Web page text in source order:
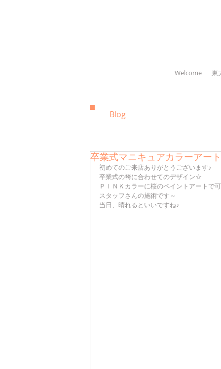
Welcome 東
Blog
卒業式マニキュアカラーアート
初めてのご来店ありがとうございます♪
卒業式の袴に合わせてのデザイン☆
ＰＩＮＫカラーに桜のペイントアートで
スタッフさんの施術です～
当日、晴れるといいですね♪